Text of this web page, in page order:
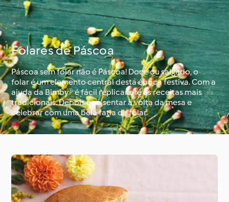
Folares de Páscoa
Páscoa sem folar não é Páscoa! Doce ou salgado, o
folar é um elemento central desta época festiva. Com a
ajuda da Bimby® é fácil replicar até as receitas mais
tradicionais. Depois é só sentar à volta da mesa e
celebrar com uma bela fatia de folar.